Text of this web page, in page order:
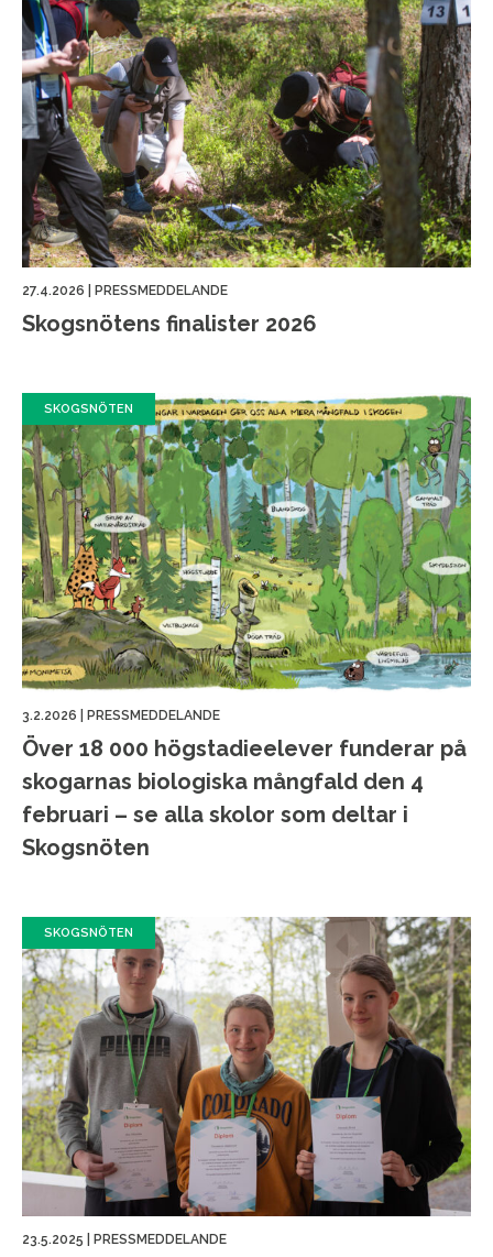
27.4.2026 PRESSMEDDELANDE
Skogsnötens finalister 2026
SKOGSNÖTEN
3.2.2026 PRESSMEDDELANDE
Över 18 000 högstadieelever funderar på
skogarnas biologiska mångfald den 4
februari – se alla skolor som deltar i
Skogsnöten
SKOGSNÖTEN
23.5.2025 PRESSMEDDELANDE